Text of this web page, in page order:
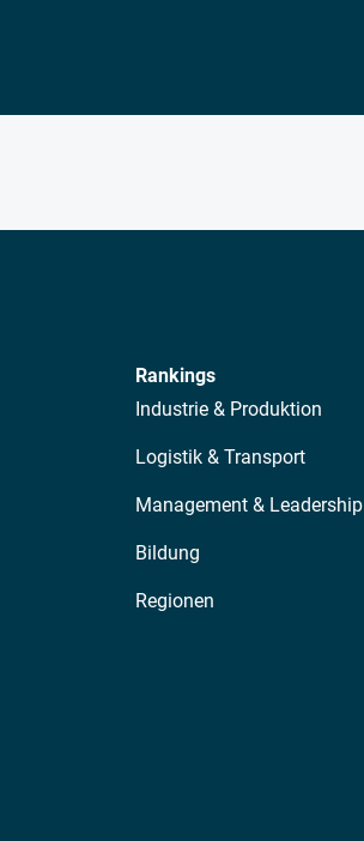
Rankings
Industrie & Produktion
Logistik & Transport
Management & Leadership
Bildung
Regionen